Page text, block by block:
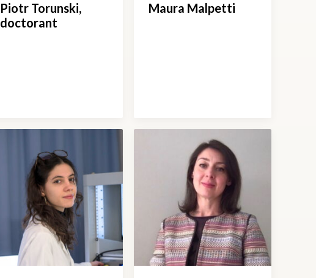
Piotr Torunski,
doctorant
Maura Malpetti